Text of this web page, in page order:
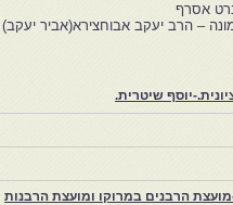
אסרף
– הרב יעקב אבוחצירא(אביר יעקב)
הרבנים במרוקו ומועצת הרבנות